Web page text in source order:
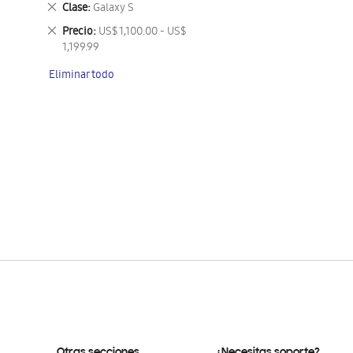
Clase Galaxy S
Eliminar
este
artículo
Precio US$ 1,100.00 - US$
1,199.99
Eliminar
este
Eliminar todo